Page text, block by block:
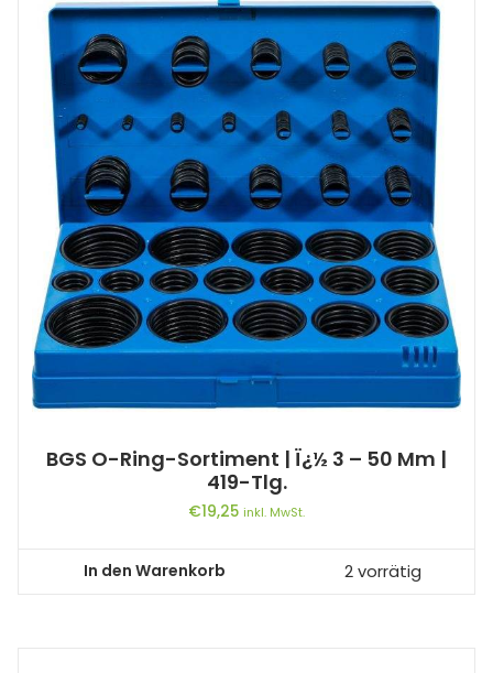
BGS O-Ring-Sortiment | Ï¿½ 3 – 50 Mm |
419-Tlg.
€19,25 inkl. MwSt.
In den Warenkorb 2 vorrätig